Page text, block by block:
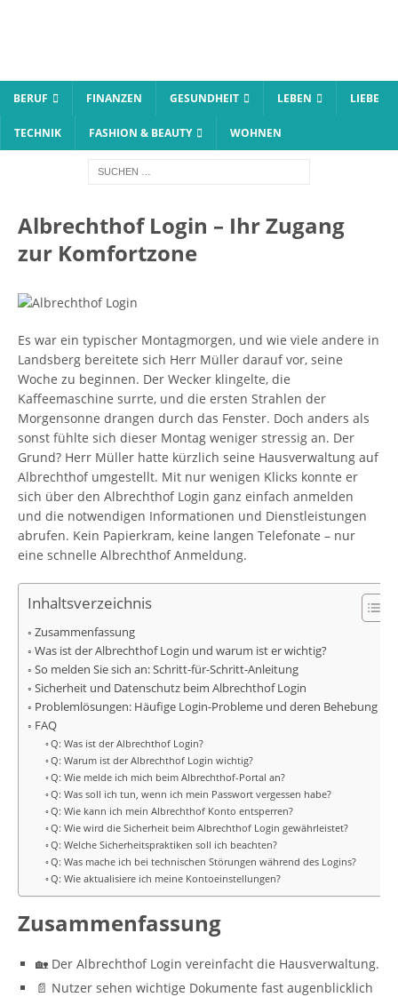
BERUF FINANZEN GESUNDHEIT LEBEN LIEBE
TECHNIK FASHION & BEAUTY WOHNEN
Albrechthof Login – Ihr Zugang
zur Komfortzone
Es war ein typischer Montagmorgen, und wie viele andere in
Landsberg bereitete sich Herr Müller darauf vor, seine
Woche zu beginnen. Der Wecker klingelte, die
Kaffeemaschine surrte, und die ersten Strahlen der
Morgensonne drangen durch das Fenster. Doch anders als
sonst fühlte sich dieser Montag weniger stressig an. Der
Grund? Herr Müller hatte kürzlich seine Hausverwaltung auf
Albrechthof umgestellt. Mit nur wenigen Klicks konnte er
sich über den Albrechthof Login ganz einfach anmelden
und die notwendigen Informationen und Dienstleistungen
abrufen. Kein Papierkram, keine langen Telefonate – nur
eine schnelle Albrechthof Anmeldung.
Inhaltsverzeichnis
Zusammenfassung
Was ist der Albrechthof Login und warum ist er wichtig?
So melden Sie sich an: Schritt-für-Schritt-Anleitung
Sicherheit und Datenschutz beim Albrechthof Login
Problemlösungen: Häufige Login-Probleme und deren Behebung
FAQ
Q: Was ist der Albrechthof Login?
Q: Warum ist der Albrechthof Login wichtig?
Q: Wie melde ich mich beim Albrechthof-Portal an?
Q: Was soll ich tun, wenn ich mein Passwort vergessen habe?
Q: Wie kann ich mein Albrechthof Konto entsperren?
Q: Wie wird die Sicherheit beim Albrechthof Login gewährleistet?
Q: Welche Sicherheitspraktiken soll ich beachten?
Q: Was mache ich bei technischen Störungen während des Logins?
Q: Wie aktualisiere ich meine Kontoeinstellungen?
Zusammenfassung
🏡 Der Albrechthof Login vereinfacht die Hausverwaltung.
📄 Nutzer sehen wichtige Dokumente fast augenblicklich